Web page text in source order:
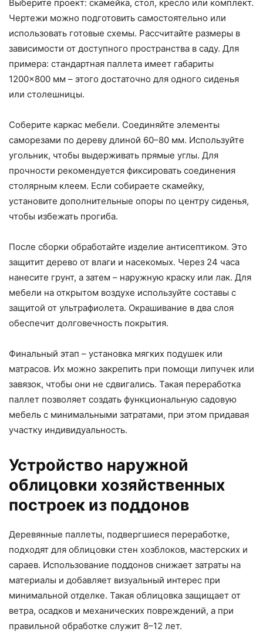
Выберите проект: скамейка, стол, кресло или комплект.
Чертежи можно подготовить самостоятельно или
использовать готовые схемы. Рассчитайте размеры в
зависимости от доступного пространства в саду. Для
примера: стандартная паллета имеет габариты
1200×800 мм – этого достаточно для одного сиденья
или столешницы.
Соберите каркас мебели. Соединяйте элементы
саморезами по дереву длиной 60–80 мм. Используйте
угольник, чтобы выдерживать прямые углы. Для
прочности рекомендуется фиксировать соединения
столярным клеем. Если собираете скамейку,
установите дополнительные опоры по центру сиденья,
чтобы избежать прогиба.
После сборки обработайте изделие антисептиком. Это
защитит дерево от влаги и насекомых. Через 24 часа
нанесите грунт, а затем – наружную краску или лак. Для
мебели на открытом воздухе используйте составы с
защитой от ультрафиолета. Окрашивание в два слоя
обеспечит долговечность покрытия.
Финальный этап – установка мягких подушек или
матрасов. Их можно закрепить при помощи липучек или
завязок, чтобы они не сдвигались. Такая переработка
паллет позволяет создать функциональную садовую
мебель с минимальными затратами, при этом придавая
участку индивидуальность.
Устройство наружной
облицовки хозяйственных
построек из поддонов
Деревянные паллеты, подвергшиеся переработке,
подходят для облицовки стен хозблоков, мастерских и
сараев. Использование поддонов снижает затраты на
материалы и добавляет визуальный интерес при
минимальной отделке. Такая облицовка защищает от
ветра, осадков и механических повреждений, а при
правильной обработке служит 8–12 лет.